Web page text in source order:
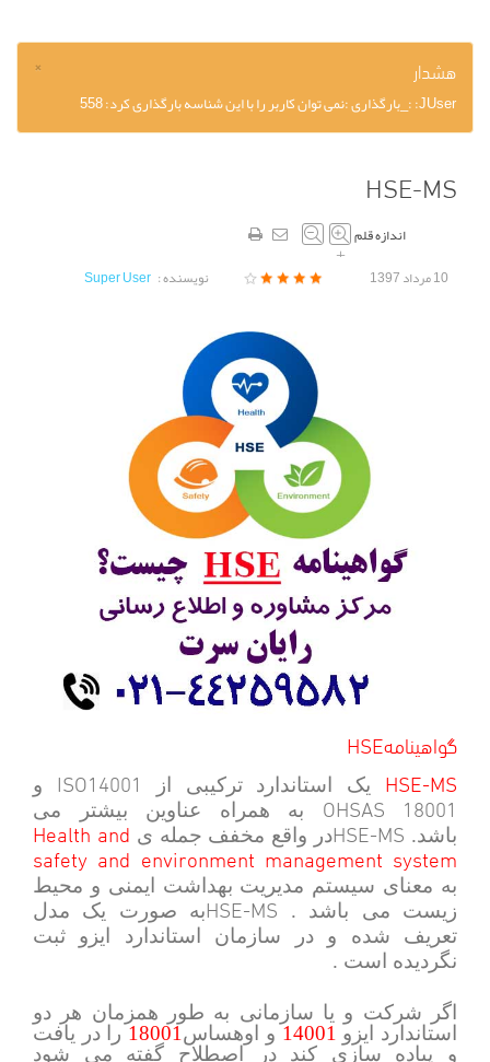
× هشدار
JUser: :_بارگذاری :نمی توان کاربر را با این شناسه بارگذاری کرد: 558
HSE-MS
اندازه قلم
+
10 مرداد 1397 نویسنده : Super User
HSEگواهینامه
HSE-MS
یک استاندارد ترکیبی از ISO14001 و
OHSAS 18001 به همراه عناوین بیشتر می
باشد. HSE-MSدر واقع مخفف جمله ی Health and
safety and environment management system
به معنای سیستم مدیریت بهداشت ایمنی و محیط
زیست می باشد .
HSE-MSبه صورت یک مدل
تعریف شده و در سازمان استاندارد ایزو ثبت
نگردیده است .
اگر شرکت و یا سازمانی به طور همزمان هر دو
استاندارد ایزو 14001و اوهساس18001 را در یافت
و پیاده سازی کند در اصطلاح گفته می شود